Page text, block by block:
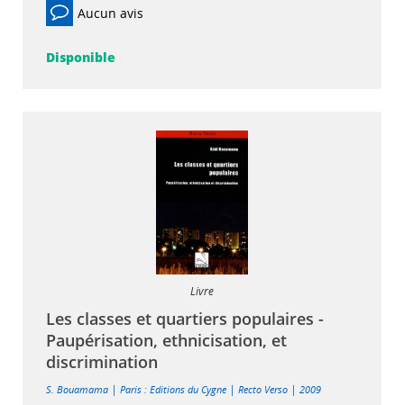
Aucun avis
Disponible
Livre
Les classes et quartiers populaires -
Paupérisation, ethnicisation, et
discrimination
S. Bouamama | Paris : Editions du Cygne | Recto Verso | 2009